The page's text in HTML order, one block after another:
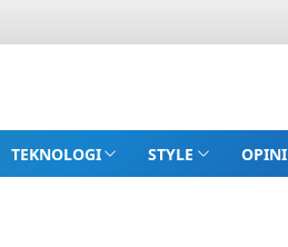
TEKNOLOGI STYLE OPINI